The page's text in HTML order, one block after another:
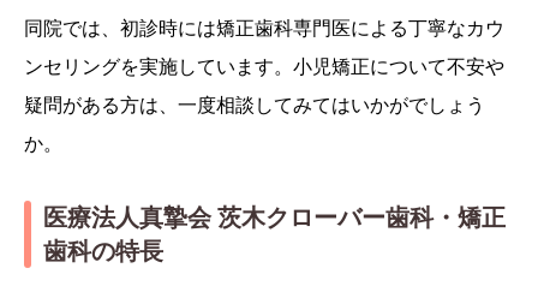
同院では、初診時には矯正歯科専門医による丁寧なカウ
ンセリングを実施しています。小児矯正について不安や
疑問がある方は、一度相談してみてはいかがでしょう
か。
医療法人真摯会 茨木クローバー歯科・矯正
歯科の特長